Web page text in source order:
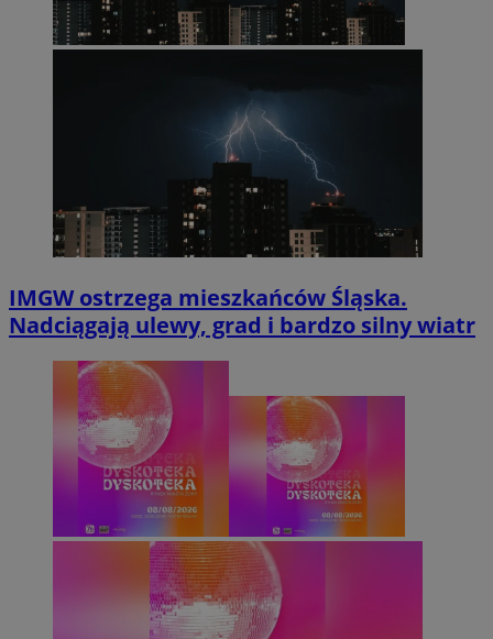
IMGW ostrzega mieszkańców Śląska.
Nadciągają ulewy, grad i bardzo silny wiatr